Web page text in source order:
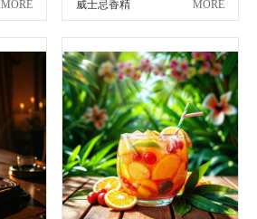
MORE 威士忌香精 MORE